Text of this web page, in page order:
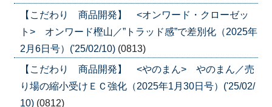
【こだわり 商品開発】 <オンワード・クローゼッ
ト> オンワード樫山／”トラッド感”で差別化（2025年
2月6日号）('25/02/10) (0813)
【こだわり 商品開発】 <やのまん> やのまん／売
り場の縮小受けＥＣ強化（2025年1月30日号）('25/02/
10) (0812)